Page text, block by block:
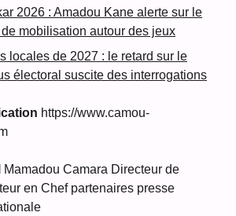
2026 : Amadou Kane alerte sur le
mobilisation autour des jeux
locales de 2027 : le retard sur le
électoral suscite des interrogations
https://www.camou-
Mamadou Camara Directeur de
en Chef partenaires presse